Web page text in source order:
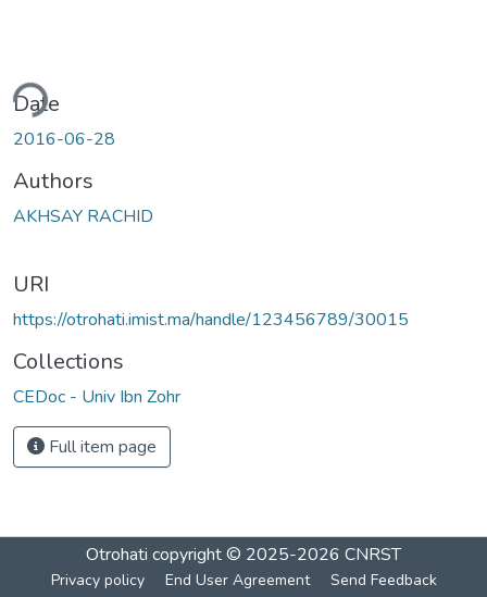
Date
2016-06-28
Authors
AKHSAY RACHID
URI
https://otrohati.imist.ma/handle/123456789/30015
Collections
CEDoc - Univ Ibn Zohr
Full item page
Otrohati copyright © 2025-2026 CNRST
Privacy policy End User Agreement Send Feedback